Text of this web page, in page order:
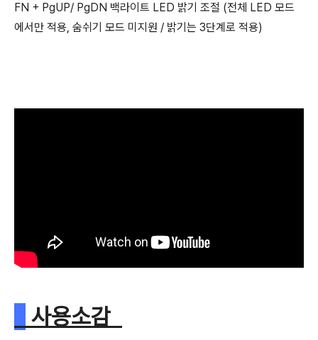
FN + PgUP/ PgDN 백라이트 LED 밝기 조절 (전체 LED 모드
에서만 적용, 숨쉬기 모드 미지원 / 밝기는 3단계로 적용)
사용소감